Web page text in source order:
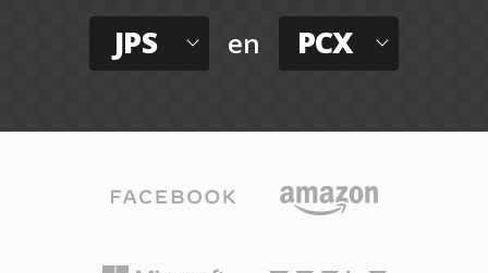
JPS en PCX